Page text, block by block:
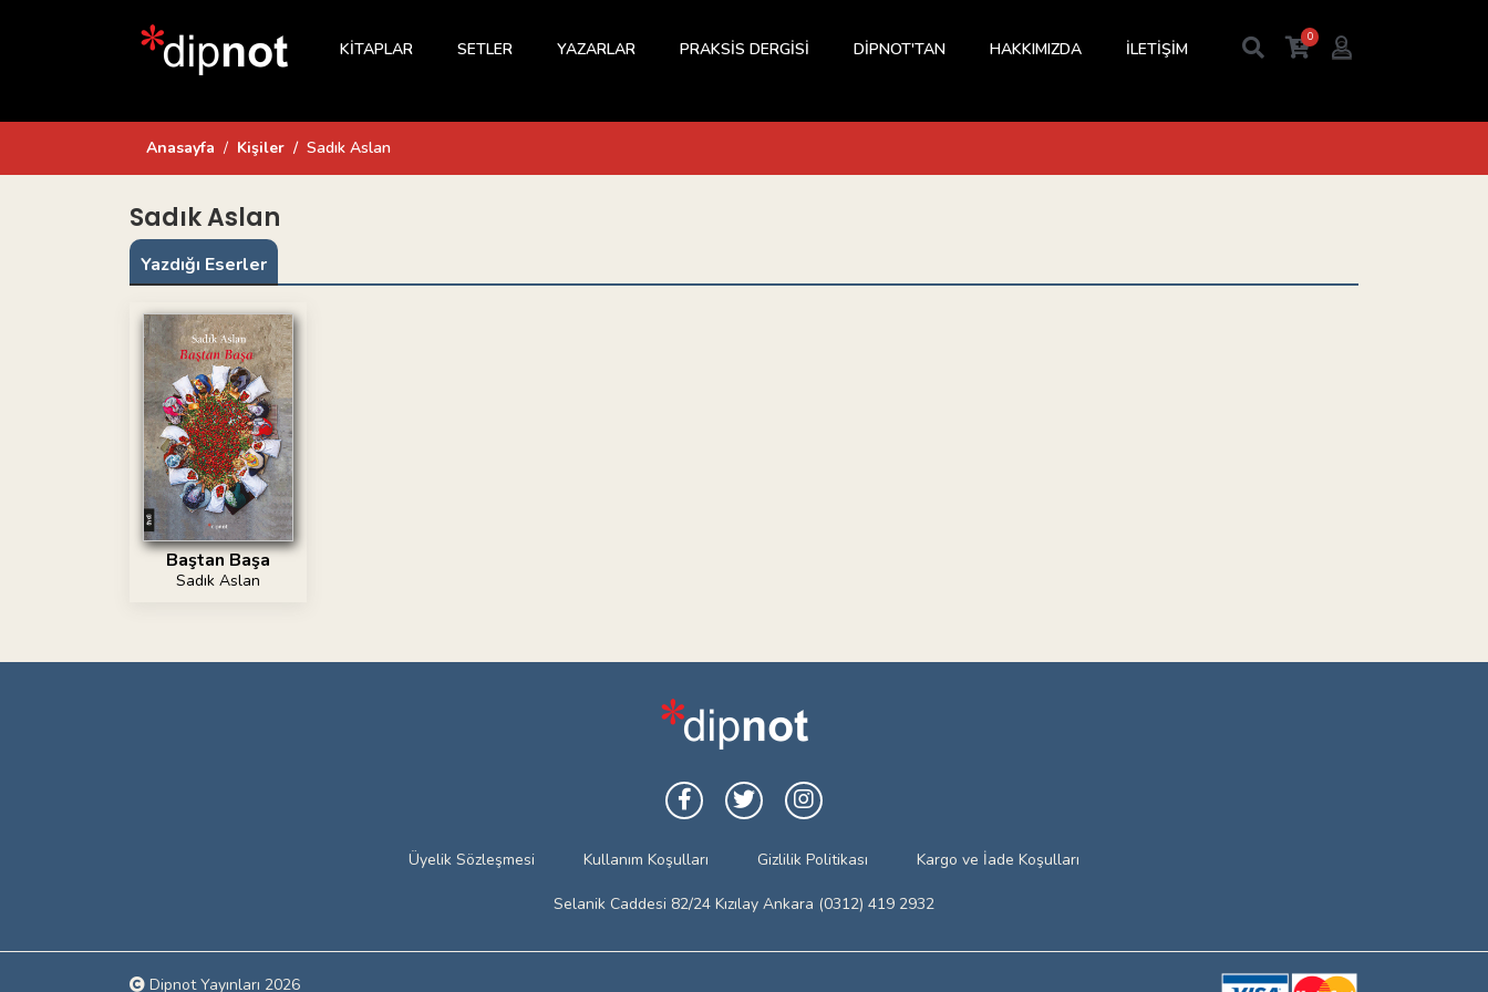
KİTAPLAR SETLER YAZARLAR PRAKSİS DERGİSİ DİPNOT'TAN HAKKIMIZDA İLETİŞİM
0
Anasayfa Kişiler Sadık Aslan
Sadık Aslan
Yazdığı Eserler
Baştan Başa
Sadık Aslan
Üyelik Sözleşmesi Kullanım Koşulları Gizlilik Politikası Kargo ve İade Koşulları
Selanik Caddesi 82/24 Kızılay Ankara (0312) 419 2932
Dipnot Yayınları 2026